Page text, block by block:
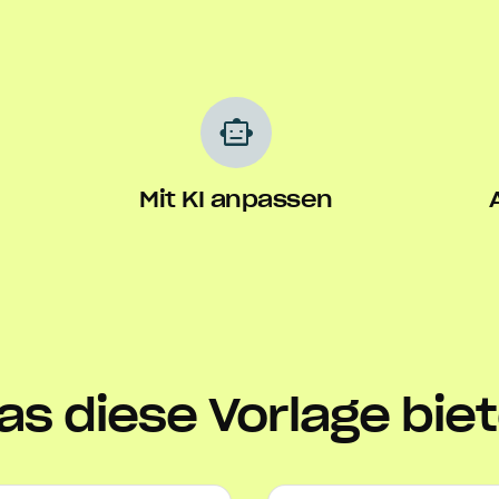
smart_toy
Mit KI anpassen
diese Vorlage